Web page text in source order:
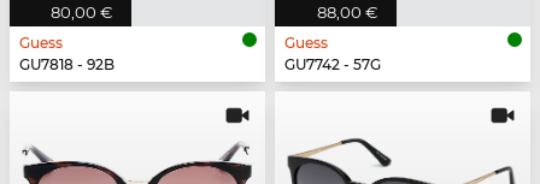
80,00 €
Guess
GU7818 - 92B
88,00 €
Guess
GU7742 - 57G